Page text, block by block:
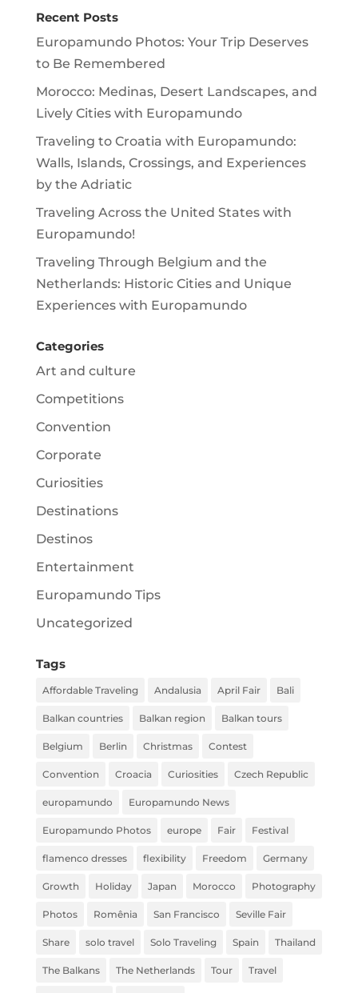
Recent Posts
Europamundo Photos: Your Trip Deserves
to Be Remembered
Morocco: Medinas, Desert Landscapes, and
Lively Cities with Europamundo
Traveling to Croatia with Europamundo:
Walls, Islands, Crossings, and Experiences
by the Adriatic
Traveling Across the United States with
Europamundo!
Traveling Through Belgium and the
Netherlands: Historic Cities and Unique
Experiences with Europamundo
Categories
Art and culture
Competitions
Convention
Corporate
Curiosities
Destinations
Destinos
Entertainment
Europamundo Tips
Uncategorized
Tags
Affordable Traveling Andalusia April Fair Bali
Balkan countries Balkan region Balkan tours
Belgium Berlin Christmas Contest
Convention Croacia Curiosities Czech Republic
europamundo Europamundo News
Europamundo Photos europe Fair Festival
flamenco dresses flexibility Freedom Germany
Growth Holiday Japan Morocco Photography
Photos Romênia San Francisco Seville Fair
Share solo travel Solo Traveling Spain Thailand
The Balkans The Netherlands Tour Travel